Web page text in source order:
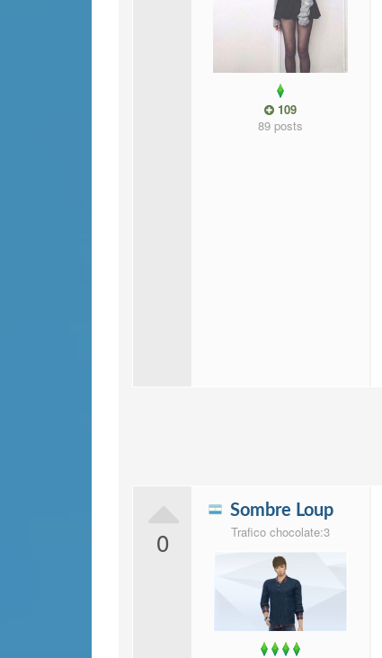
109
89 posts
0
Sombre Loup
Trafico chocolate:3